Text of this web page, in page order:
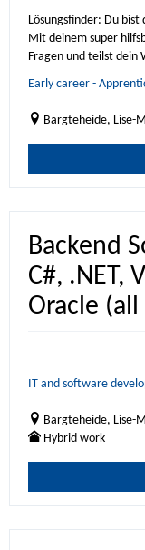
Lösungsfinder: Du
Mit deinem super
Fragen und teilst dein
Early career -
Bargteheide, Lise-
Backend
C#, .NET,
Oracle
IT and software
Bargteheide, Lise-
Hybrid work